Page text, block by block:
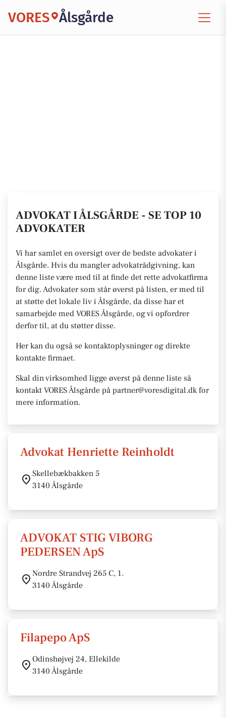
VORES Ålsgårde
ADVOKAT I ÅLSGÅRDE - SE TOP 10
ADVOKATER
Vi har samlet en oversigt over de bedste advokater i
Ålsgårde. Hvis du mangler advokatrådgivning, kan
denne liste være med til at finde det rette advokatfirma
for dig. Advokater som står øverst på listen, er med til
at støtte det lokale liv i Ålsgårde, da disse har et
samarbejde med VORES Ålsgårde, og vi opfordrer
derfor til, at du støtter disse.
Her kan du også se kontaktoplysninger og direkte
kontakte firmaet.
Skal din virksomhed ligge øverst på denne liste så
kontakt VORES Ålsgårde på partner@voresdigital.dk for
mere information.
Advokat Henriette Reinholdt
Skellebækbakken 5
3140 Ålsgårde
ADVOKAT STIG VIBORG
PEDERSEN ApS
Nordre Strandvej 265 C, 1.
3140 Ålsgårde
Filapepo ApS
Odinshøjvej 24, Ellekilde
3140 Ålsgårde